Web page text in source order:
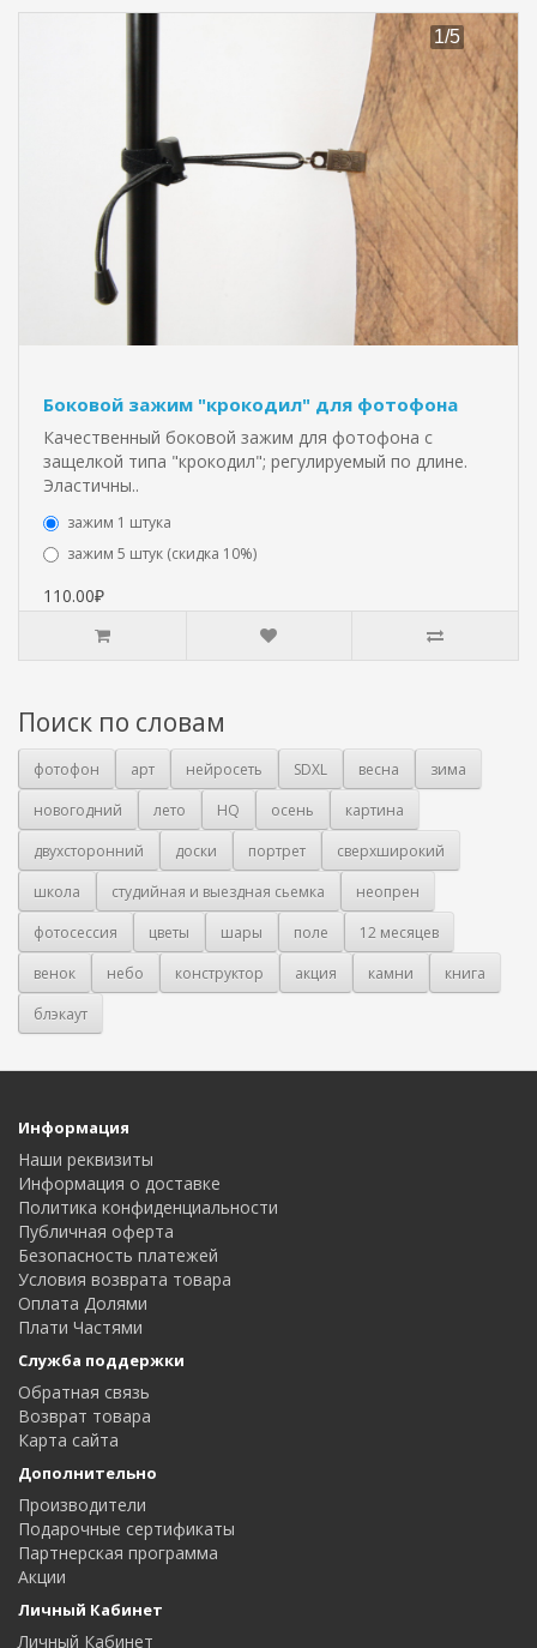
Боковой зажим "крокодил" для фотофона
Качественный боковой зажим для фотофона с
защелкой типа "крокодил"; регулируемый по длине.
Эластичны..
зажим 1 штука
зажим 5 штук (скидка 10%)
110.00₽
Поиск по словам
фотофон арт нейросеть SDXL весна
зима
новогодний
лето HQ осень
картина
двухсторонний
доски портрет
сверхширокий
школа
студийная и выездная сьемка
неопрен
фотосессия
цветы шары поле
12 месяцев
венок
небо конструктор акция камни
книга
блэкаут
Информация
Наши реквизиты
Информация о доставке
Политика конфиденциальности
Публичная оферта
Безопасность платежей
Условия возврата товара
Оплата Долями
Плати Частями
Служба поддержки
Обратная связь
Возврат товара
Карта сайта
Дополнительно
Производители
Подарочные сертификаты
Партнерская программа
Акции
Личный Кабинет
Личный Кабинет